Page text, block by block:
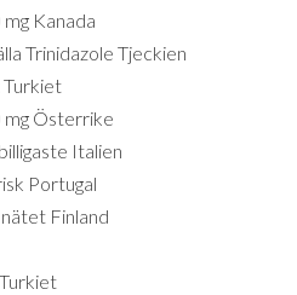
Kanada
Trinidazole Tjeckien
Turkiet
mg Österrike
Italien
Portugal
Finland